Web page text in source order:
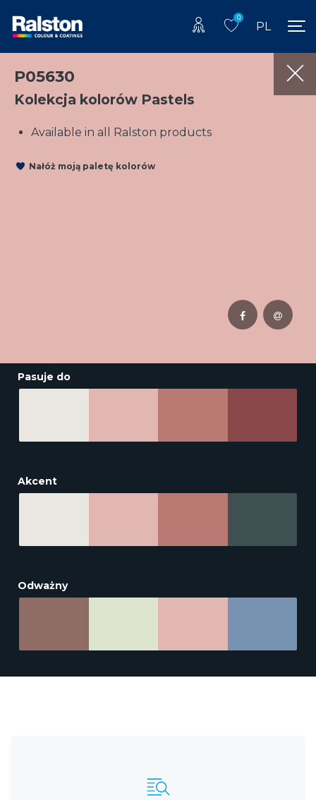
0
PL
P05630
Kolekcja kolorów Pastels
Available in all Ralston products
Nałóż moją paletę kolorów
Pasuje do
Akcent
Odważny